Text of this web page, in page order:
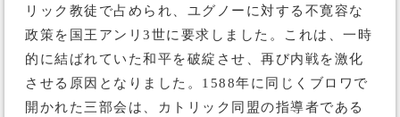
リック教徒で占められ、ユグノーに対する不寛容な
政策を国王アンリ3世に要求しました。これは、一時
的に結ばれていた和平を破綻させ、再び内戦を激化
させる原因となりました。1588年に同じくブロワで
開かれた三部会は、カトリック同盟の指導者である